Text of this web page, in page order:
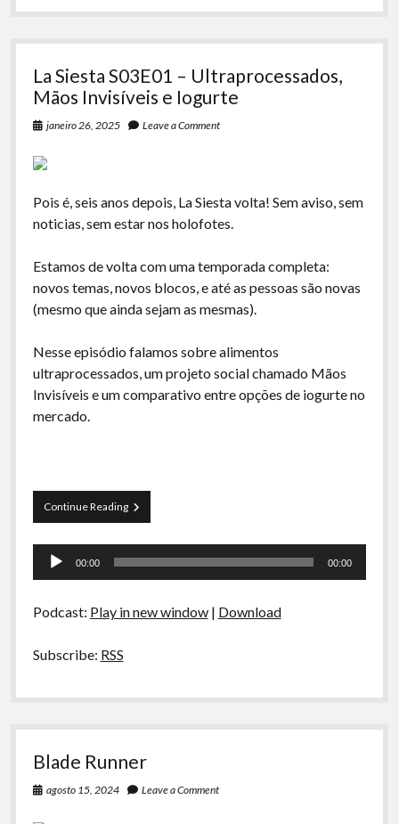
La Siesta S03E01 – Ultraprocessados,
Mãos Invisíveis e Iogurte
janeiro 26, 2025 Leave a Comment
Pois é, seis anos depois, La Siesta volta! Sem aviso, sem
noticias, sem estar nos holofotes.
Estamos de volta com uma temporada completa:
novos temas, novos blocos, e até as pessoas são novas
(mesmo que ainda sejam as mesmas).
Nesse episódio falamos sobre alimentos
ultraprocessados, um projeto social chamado Mãos
Invisíveis e um comparativo entre opções de iogurte no
mercado.
Continue ReadingLa
Siesta
Ultraprocessados,
e
Tocador
00:00 00:00
Podcast: Play in new window| Download
Subscribe: RSS
Blade Runner
agosto 15, 2024 Leave a Comment